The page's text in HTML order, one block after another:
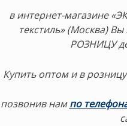
в интернет-магазине
текстиль» (Москва)
РОЗНИЦУ
Купить оптом и в
позвонив нампо